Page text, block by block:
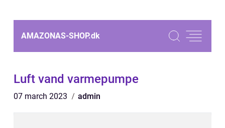
AMAZONAS-SHOP.dk
Luft vand varmepumpe
07 march 2023 admin